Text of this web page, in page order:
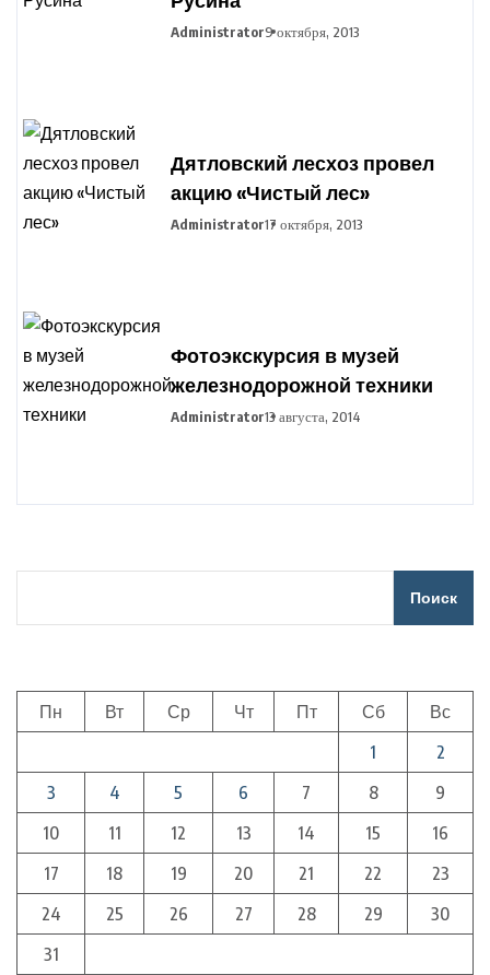
Administrator9 октября, 2013
Дятловский лесхоз провел
акцию «Чистый лес»
Administrator17 октября, 2013
Фотоэкскурсия в музей
железнодорожной техники
Administrator13 августа, 2014
Поиск
Пн Вт Ср Чт Пт Сб
Вс
1
2
3
4 5 6 7 8
9
10
11 12 13 14 15
16
17
18 19 20 21 22
23
24
25 26 27 28 29
30
31